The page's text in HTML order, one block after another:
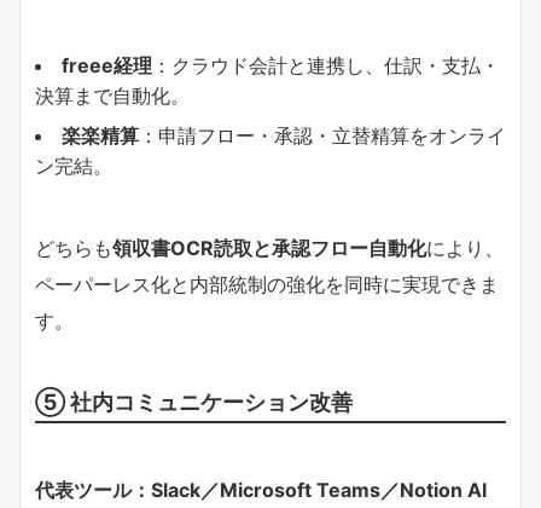
freee経理 ：クラウド会計と連携し、仕訳・支払・
決算まで自動化。
楽楽精算 ：申請フロー・承認・立替精算をオンライ
ン完結。
どちらも領収書OCR読取と承認フロー自動化により、
ペーパーレス化と内部統制の強化を同時に実現できま
す。
⑤ 社内コミュニケーション改善
代表ツール：Slack／Microsoft Teams／Notion AI